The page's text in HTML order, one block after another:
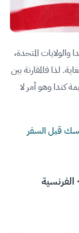
المتحدة،
لذا فالمقارنة بين
كندا وهو أمر لا
قبل السفر